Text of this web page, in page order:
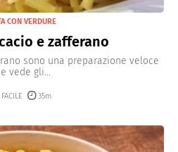
CON VERDURE
e zafferano
sono una preparazione veloce
vede gli...
FACILE 35m